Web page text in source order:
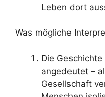
Leben dort
Was mögliche
Die
angedeutet –
Gesellschaft